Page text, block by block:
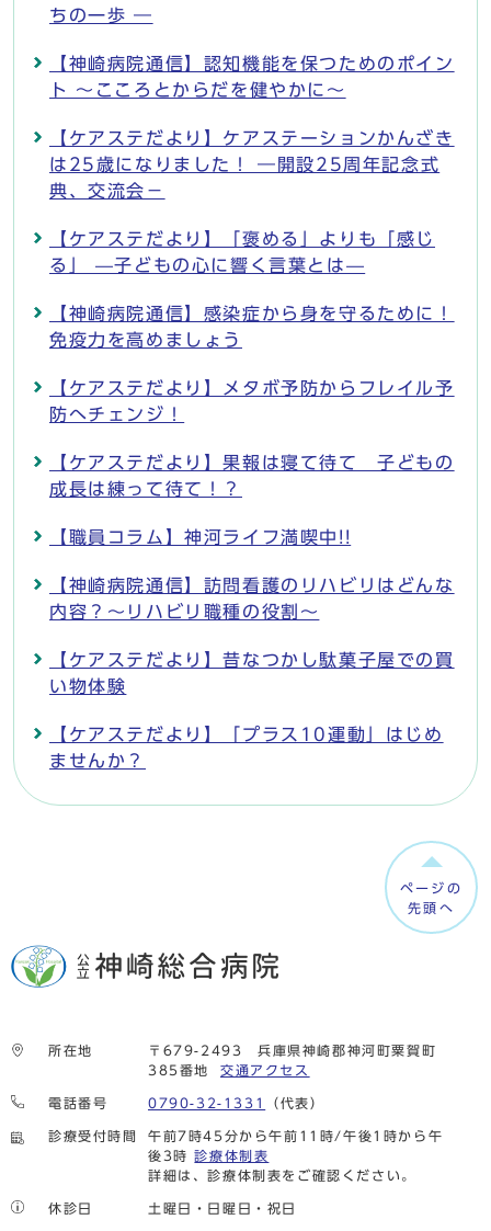
ちの一歩 ―
【神崎病院通信】認知機能を保つためのポイン
ト ～こころとからだを健やかに～
【ケアステだより】ケアステーションかんざき
は25歳になりました！ ―開設25周年記念式
典、交流会－
【ケアステだより】「褒める」よりも「感じ
る」 —子どもの心に響く言葉とは—
【神崎病院通信】感染症から身を守るために！
免疫力を高めましょう
【ケアステだより】メタボ予防からフレイル予
防へチェンジ！
【ケアステだより】果報は寝て待て 子どもの
成長は練って待て！？
【職員コラム】神河ライフ満喫中!!
【神崎病院通信】訪問看護のリハビリはどんな
内容？～リハビリ職種の役割～
【ケアステだより】昔なつかし駄菓子屋での買
い物体験
【ケアステだより】「プラス10運動」はじめ
ませんか？
ページの
先頭へ
所在地
〒679-2493 兵庫県神崎郡神河町粟賀町
385番地
交通アクセス
電話番号 0790-32-1331 （代表）
診療受付時間
午前7時45分から午前11時/午後1時から午
後3時診療体制表
詳細は、診療体制表をご確認ください。
休診日 土曜日・日曜日・祝日